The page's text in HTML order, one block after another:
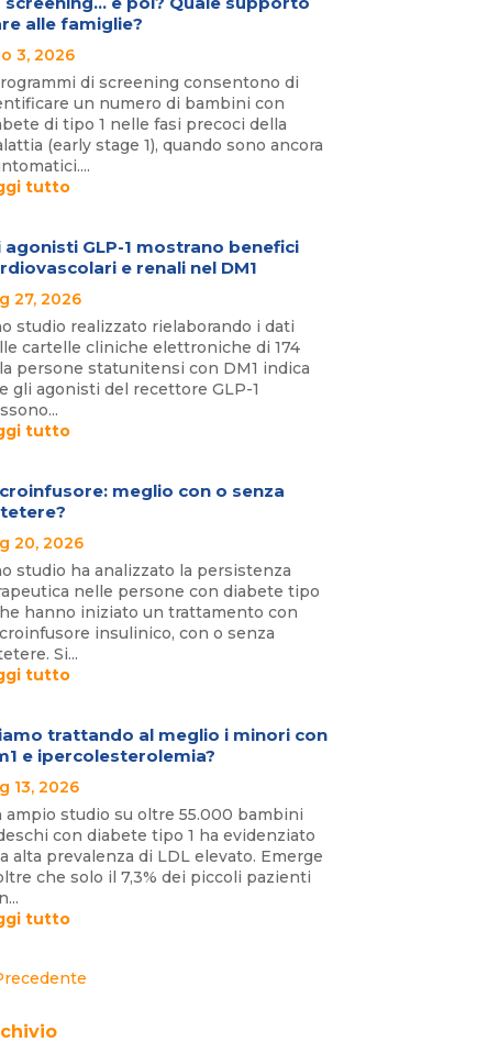
alle famiglie?
3, 2026
di screening consentono di
un numero di bambini con
di tipo 1 nelle fasi precoci della
(early stage 1), quando sono ancora
tutto
agonisti GLP-1 mostrano benefici
e renali nel DM1
27, 2026
studio realizzato rielaborando i dati
cartelle cliniche elettroniche di 174
persone statunitensi con DM1 indica
gli agonisti del recettore GLP-1
tutto
meglio con o senza
20, 2026
studio ha analizzato la persistenza
nelle persone con diabete tipo
hanno iniziato un trattamento con
insulinico, con o senza
Si...
tutto
trattando al meglio i minori con
e ipercolesterolemia?
13, 2026
ampio studio su oltre 55.000 bambini
con diabete tipo 1 ha evidenziato
alta prevalenza di LDL elevato. Emerge
che solo il 7,3% dei piccoli pazienti
tutto